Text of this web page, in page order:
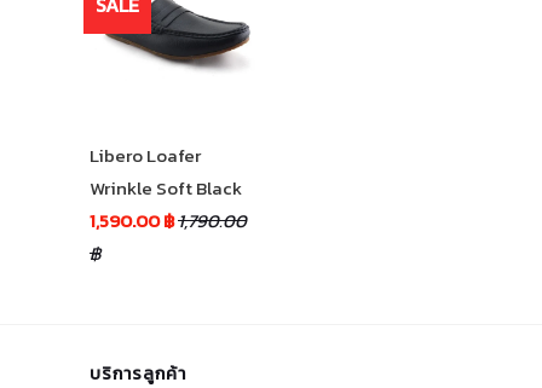
Libero Loafer
Wrinkle Soft Black
1,590.00 ฿1,790.00
฿
บริการลูกค้า